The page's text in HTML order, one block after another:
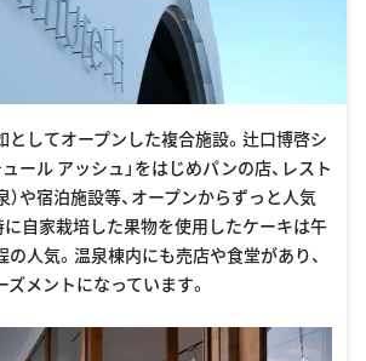
としてオープンした複合施設。辻口博啓シ
ール アッシュ」をはじめパンの店、レスト
）や宿泊施設等、オープンからずっと人気
に自家栽培した果物を使用したケーキは午
人気。温泉棟内にも売店や食堂があり、
メントになっています。